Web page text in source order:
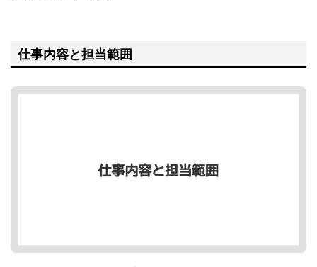
仕事内容と担当範囲